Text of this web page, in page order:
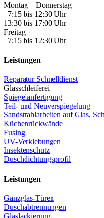
Montag – Donnerstag
7:15 bis 12:30 Uhr
13:30 bis 17:00 Uhr
Freitag
7:15 bis 12:30 Uhr
Leistungen
Reparatur Schnelldienst
Glasschleiferei
Spiegelanfertigung
Teil- und Neuverspiegelung
Sandstrahlarbeiten auf Glas,
Küchenrückwände
Fusing
UV-Verklebungen
Insektenschutz
Duschdichtungsprofil
Leistungen
Ganzglas-Türen
Duschabtrennungen
Glaslackierung